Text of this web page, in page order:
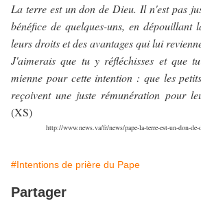
La terre est un don de Dieu. Il n'est pas
bénéfice de quelques-uns, en dépouillant
leurs droits et des avantages qui lui
J'aimerais que tu y réfléchisses et que
mienne pour cette intention : que les
reçoivent une juste rémunération pour
(XS)
http://www.news.va/fr/news/pape-la-terre-est-un-don-
#Intentions de prière du Pape
Partager